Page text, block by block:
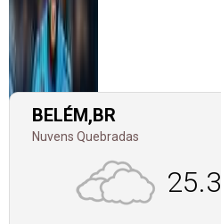
BELÉM,BR
Nuvens Quebradas
25.3